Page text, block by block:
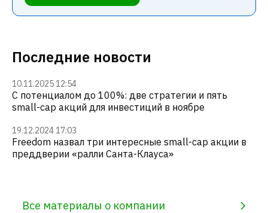
Последние новости
10.11.2025 12:54
С потенциалом до 100%: две стратегии и пять
small-cap акций для инвестиций в ноябре
19.12.2024 17:03
Freedom назвал три интересные small-cap акции в
преддверии «ралли Санта-Клауса»
Все материалы о компании